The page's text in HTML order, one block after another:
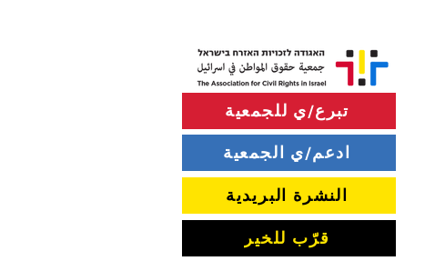
سياسة إطلاق النار قرب "الخط
الأصفر" في قطاع غزة
تبرع/ي للجمعية
ادعم/ي الجمعية
النشرة البريدية
قرّب للخير